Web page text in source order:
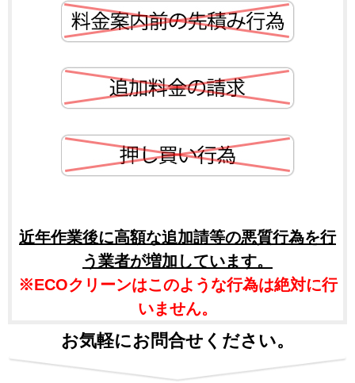
近年作業後に高額な追加請等の悪質行為を行
う業者が増加しています。
※ECOクリーンはこのような行為は絶対に行
いません。
お気軽にお問合せください。